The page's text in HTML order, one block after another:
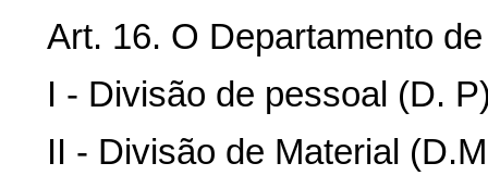
Art. 16. O Departamento
I - Divisão de pessoal (D.
II - Divisão de Material